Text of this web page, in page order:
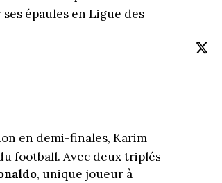
épaules en Ligue des
en demi-finales, Karim
football. Avec deux triplés
, unique joueur à